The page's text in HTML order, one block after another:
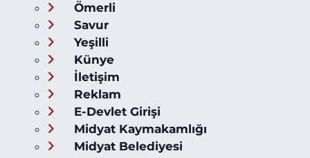
Ömerli
Savur
Yeşilli
Künye
İletişim
Reklam
E-Devlet Girişi
Midyat Kaymakamlığı
Midyat Belediyesi